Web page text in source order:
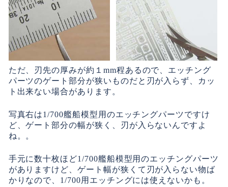
ただ、刃先の厚みが約１mm程あるので、エッチング
パーツのゲート部分が狭いものだと刃が入らず、カッ
ト出来ない場合があります。
写真右は1/700艦船模型用のエッチングパーツですけ
ど、ゲート部分の幅が狭く、刃が入らないんですよ
ね。。
手元に数十枚ほど1/700艦船模型用のエッチングパーツ
がありますけど、ゲート幅が狭くて刃が入らない物ば
かりなので、1/700用エッチングには使えないかも。